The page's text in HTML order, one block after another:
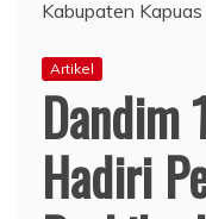
Artikel
Dandim
Hadiri